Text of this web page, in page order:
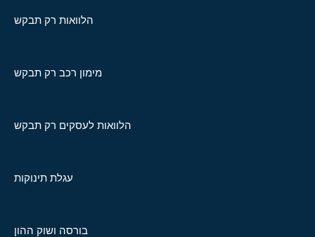
הלוואות רק תבקש
מימון רכב רק תבקש
הלוואות לעסקים רק תבקש
עגלת תינוקות
בורסה ושוק ההון